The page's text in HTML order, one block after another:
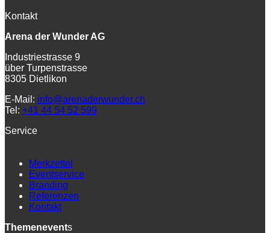
Kontakt
Arena der Wunder AG
Industriestrasse 9
über Turpenstrasse
8305 Dietlikon
E-Mail: info@arenaderwunder.ch
Tel: +41 44 54 52 599
Service
Merkzettel
Eventservice
Branding
Referenzen
Kontakt
Themenevents